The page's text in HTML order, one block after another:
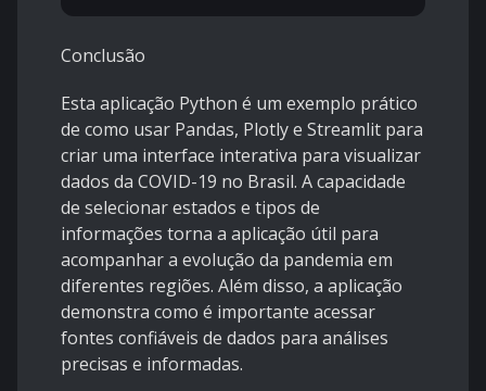
Conclusão
Esta aplicação Python é um exemplo prático
de como usar Pandas, Plotly e Streamlit para
criar uma interface interativa para visualizar
dados da COVID-19 no Brasil. A capacidade
de selecionar estados e tipos de
informações torna a aplicação útil para
acompanhar a evolução da pandemia em
diferentes regiões. Além disso, a aplicação
demonstra como é importante acessar
fontes confiáveis de dados para análises
precisas e informadas.